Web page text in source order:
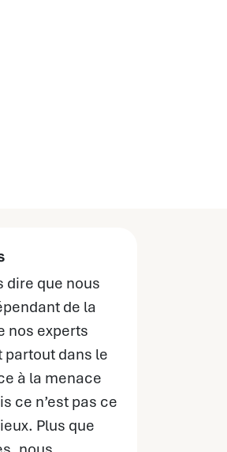
dire que nous
de la
nos experts
dans le
à la menace
ce n’est pas ce
Plus que